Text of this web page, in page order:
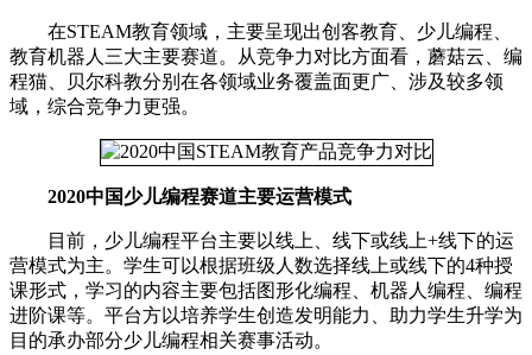
在STEAM教育领域，主要呈现出创客教育、少儿编程、
教育机器人三大主要赛道。从竞争力对比方面看，蘑菇云、编
程猫、贝尔科教分别在各领域业务覆盖面更广、涉及较多领
域，综合竞争力更强。
2020中国少儿编程赛道主要运营模式
目前，少儿编程平台主要以线上、线下或线上+线下的运
营模式为主。学生可以根据班级人数选择线上或线下的4种授
课形式，学习的内容主要包括图形化编程、机器人编程、编程
进阶课等。平台方以培养学生创造发明能力、助力学生升学为
目的承办部分少儿编程相关赛事活动。